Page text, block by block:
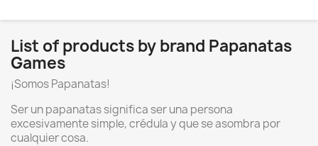
List of products by brand Papanatas
Games
¡Somos Papanatas!
Ser un papanatas significa ser una persona
excesivamente simple, crédula y que se asombra por
cualquier cosa.